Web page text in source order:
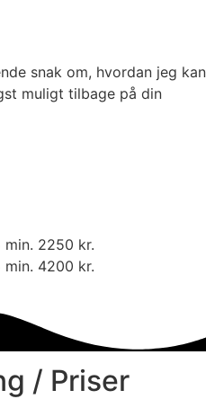
snak om, hvordan jeg kan
muligt tilbage på din
min. 2250 kr.
min. 4200 kr.
/ Priser